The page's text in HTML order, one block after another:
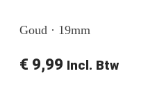
Goud · 19mm
€ 9,99 Incl. Btw